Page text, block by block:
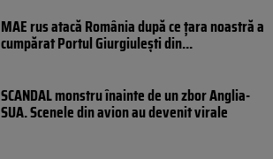
MAE rus atacă România după ce țara noastră a
cumpărat Portul Giurgiulești din...
SCANDAL monstru înainte de un zbor Anglia-
SUA. Scenele din avion au devenit virale